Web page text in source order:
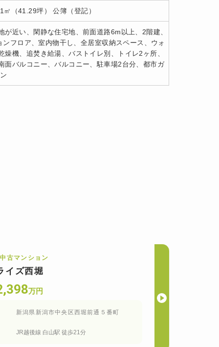
㎡（41.29坪） 公簿（登記）
近い、閑静な住宅地、前面道路6m以上、2階建、
フロア、室内物干し、全居室収納スペース、ウォ
機、追焚き給湯、バストイレ別、トイレ2ヶ所、
面バルコニー、バルコニー、駐車場2台分、都市ガ
中古マンション
イズ西堀
万円
新潟県新潟市中央区西堀前通５番町
JR越後線 白山駅 徒歩21分